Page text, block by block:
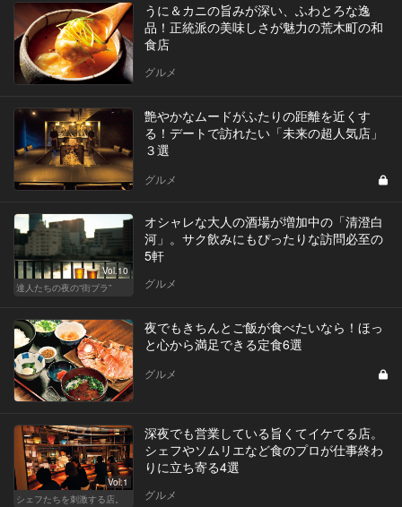
うに＆カニの旨みが深い、ふわとろな逸
品！正統派の美味しさが魅力の荒木町の和
食店
グルメ
艶やかなムードがふたりの距離を近くす
る！デートで訪れたい「未来の超人気店」
３選
グルメ
Vol.10
達人たちの夜の“街ブラ”
オシャレな大人の酒場が増加中の「清澄白
河」。サク飲みにもぴったりな訪問必至の
5軒
グルメ
夜でもきちんとご飯が食べたいなら！ほっ
と心から満足できる定食6選
グルメ
Vol.1
シェフたちを刺激する店。
深夜でも営業している旨くてイケてる店。
シェフやソムリエなど食のプロが仕事終わ
りに立ち寄る4選
グルメ